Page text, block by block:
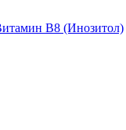
B8 (Инозитол)